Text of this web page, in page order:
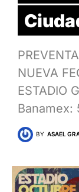
NUEVA
ESTADIO
Banamex:
BY ASAEL